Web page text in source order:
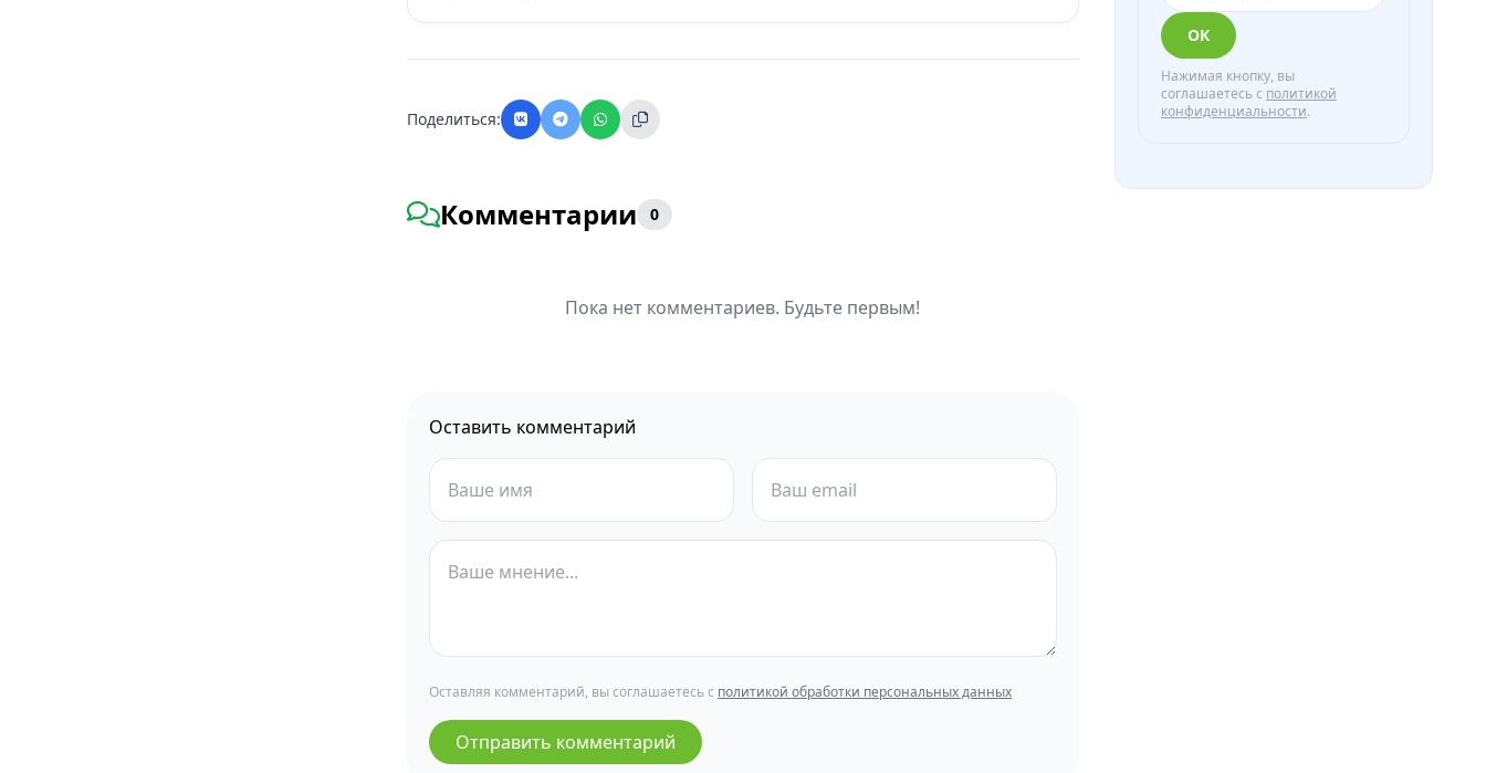
Поделиться:
Комментарии 0
Пока нет комментариев. Будьте первым!
Оставить комментарий
Оставляя комментарий, вы соглашаетесь с политикой обработки персональных данных
Отправить комментарий
ОК
Нажимая кнопку, вы
соглашаетесь с политикой
конфиденциальности.